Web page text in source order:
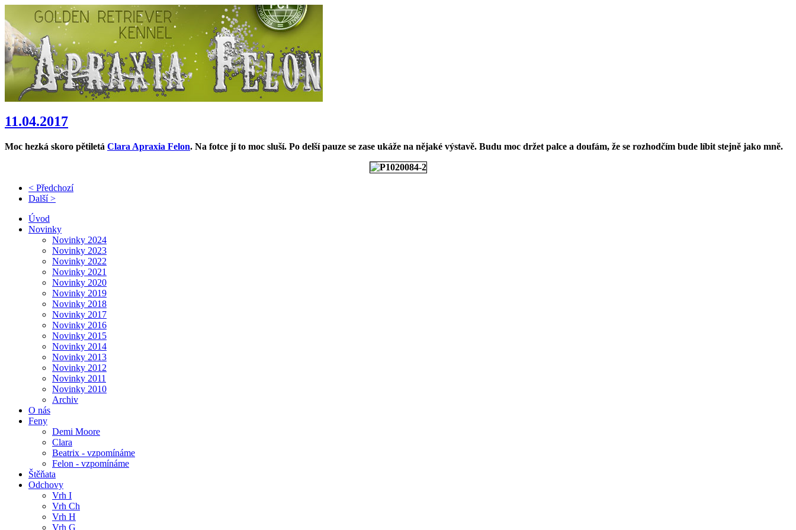
11.04.2017
Moc hezká skoro pětiletá Clara Apraxia Felon. Na fotce jí to moc sluší. Po delší pauze se zase ukáže na nějaké výstavě. Budu moc držet palce a doufám, že se rozhodčím bude líbit stejně jako mně.
< Předchozí
Další >
Úvod
Novinky
Novinky 2024
Novinky 2023
Novinky 2022
Novinky 2021
Novinky 2020
Novinky 2019
Novinky 2018
Novinky 2017
Novinky 2016
Novinky 2015
Novinky 2014
Novinky 2013
Novinky 2012
Novinky 2011
Novinky 2010
Archiv
O nás
Feny
Demi Moore
Clara
Beatrix - vzpomínáme
Felon - vzpomínáme
Štěňata
Odchovy
Vrh I
Vrh Ch
Vrh H
Vrh G